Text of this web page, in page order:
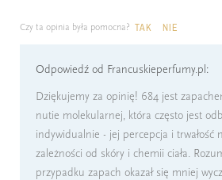
Czy ta opinia była pomocna? TAK NIE
Odpowiedź od Francuskieperfumy.pl:
Dziękujemy za opinię! 684 jest
nutie molekularnej, która często jest
indywidualnie - jej percepcja i trwałość
zależności od skóry i chemii ciała.
przypadku zapach okazał się mniej